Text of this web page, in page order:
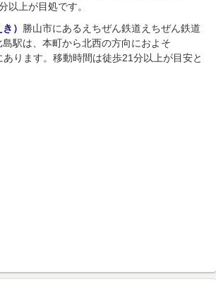
以上が目処です。
） 勝山市にあるえちぜん鉄道えちぜん鉄道
駅は、本町から北西の方向におよそ
ります。移動時間は徒歩21分以上が目安と